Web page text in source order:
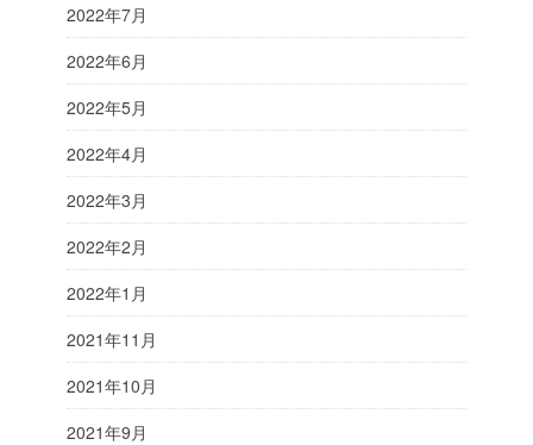
2022年7月
2022年6月
2022年5月
2022年4月
2022年3月
2022年2月
2022年1月
2021年11月
2021年10月
2021年9月